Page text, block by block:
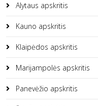
Alytaus apskritis
Kauno apskritis
Klaipėdos apskritis
Marijampolės apskritis
Panevėžio apskritis